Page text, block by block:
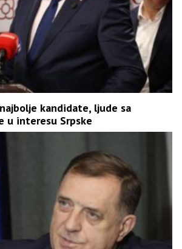
kandidate, ljude sa
u interesu Srpske